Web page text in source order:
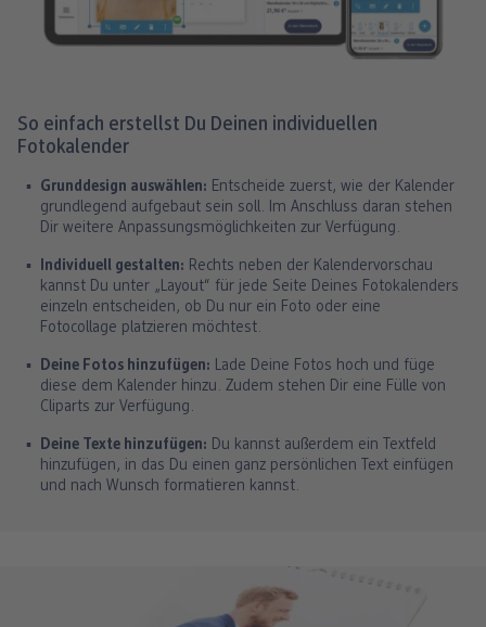
So einfach erstellst Du Deinen individuellen
Fotokalender
Grunddesign auswählen: Entscheide zuerst, wie der Kalender
grundlegend aufgebaut sein soll. Im Anschluss daran stehen
Dir weitere Anpassungsmöglichkeiten zur Verfügung.
Individuell gestalten: Rechts neben der Kalendervorschau
kannst Du unter „Layout“ für jede Seite Deines Fotokalenders
einzeln entscheiden, ob Du nur ein Foto oder eine
Fotocollage platzieren möchtest.
Deine Fotos hinzufügen: Lade Deine Fotos hoch und füge
diese dem Kalender hinzu. Zudem stehen Dir eine Fülle von
Cliparts zur Verfügung.
Deine Texte hinzufügen: Du kannst außerdem ein Textfeld
hinzufügen, in das Du einen ganz persönlichen Text einfügen
und nach Wunsch formatieren kannst.